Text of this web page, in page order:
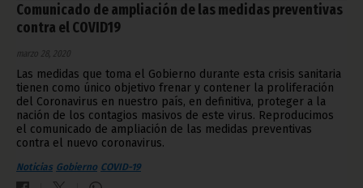
Comunicado de ampliación de las medidas preventivas
contra el COVID19
marzo 28, 2020
Las medidas que toma el Gobierno durante esta crisis sanitaria
tienen como único objetivo frenar y contener la proliferación
del Coronavirus en nuestro país, en definitiva, proteger a la
nación de los contagios masivos de este virus. Reproducimos
el comunicado de ampliación de las medidas preventivas
contra el nuevo coronavirus.
Noticias Gobierno COVID-19